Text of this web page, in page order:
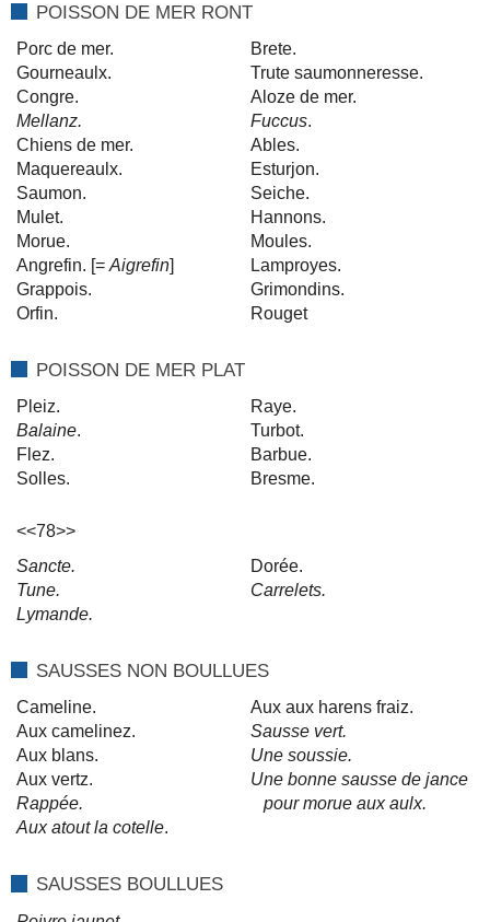
POISSON DE MER RONT
Porc de mer.
Gourneaulx.
Congre.
Mellanz.
Chiens de mer.
Maquereaulx.
Saumon.
Mulet.
Morue.
Angrefin. [= Aigrefin]
Grappois.
Orfin.
Brete.
Trute saumonneresse.
Aloze de mer.
Fuccus.
Ables.
Esturjon.
Seiche.
Hannons.
Moules.
Lamproyes.
Grimondins.
Rouget
POISSON DE MER PLAT
Pleiz.
Balaine.
Flez.
Solles.
Raye.
Turbot.
Barbue.
Bresme.
<<78>>
Sancte.
Tune.
Lymande.
Dorée.
Carrelets.
SAUSSES NON BOULLUES
Cameline.
Aux camelinez.
Aux blans.
Aux vertz.
Rappée.
Aux atout la cotelle.
Aux aux harens fraiz.
Sausse vert.
Une soussie.
Une bonne sausse de jance
pour morue aux aulx.
SAUSSES BOULLUES